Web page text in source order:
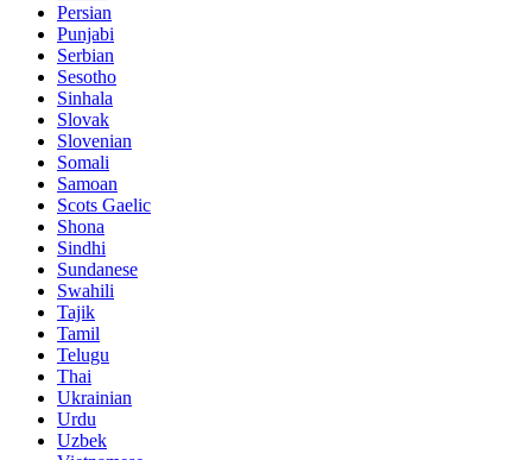
Persian
Punjabi
Serbian
Sesotho
Sinhala
Slovak
Slovenian
Somali
Samoan
Scots Gaelic
Shona
Sindhi
Sundanese
Swahili
Tajik
Tamil
Telugu
Thai
Ukrainian
Urdu
Uzbek